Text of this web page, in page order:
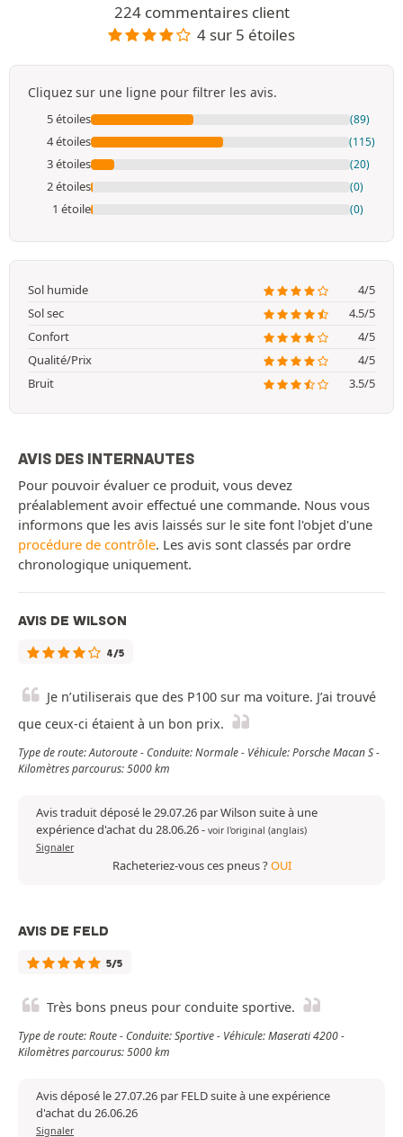
224 commentaires client
4 sur 5 étoiles
Cliquez sur une ligne pour filtrer les avis.
5 étoiles (89)
4 étoiles (115)
3 étoiles (20)
2 étoiles (0)
1 étoile (0)
Sol humide
4/5
Sol sec
4.5/5
Confort
4/5
Qualité/Prix
4/5
Bruit
3.5/5
AVIS DES INTERNAUTES
Pour pouvoir évaluer ce produit, vous devez
préalablement avoir effectué une commande. Nous vous
informons que les avis laissés sur le site font l'objet d'une
procédure de contrôle. Les avis sont classés par ordre
chronologique uniquement.
AVIS DE WILSON
4/5
Je n’utiliserais que des P100 sur ma voiture. J’ai trouvé
que ceux-ci étaient à un bon prix.
Type de route: Autoroute - Conduite: Normale - Véhicule: Porsche Macan S -
Kilomètres parcourus: 5000 km
Avis traduit déposé le 29.07.26 par Wilson suite à une
expérience d'achat du 28.06.26- voir l'original (anglais)
Signaler
Racheteriez-vous ces pneus ?OUI
AVIS DE FELD
5/5
Très bons pneus pour conduite sportive.
Type de route: Route - Conduite: Sportive - Véhicule: Maserati 4200 -
Kilomètres parcourus: 5000 km
Avis déposé le 27.07.26 par FELD suite à une expérience
d'achat du 26.06.26
Signaler